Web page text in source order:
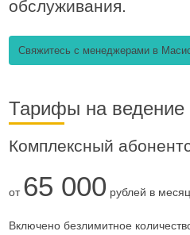
обслуживания.
Свяжитесь с менеджерами в
Тарифы на ведение
Комплексный
от 65 000 рублей в месяц
Включено безлимитное